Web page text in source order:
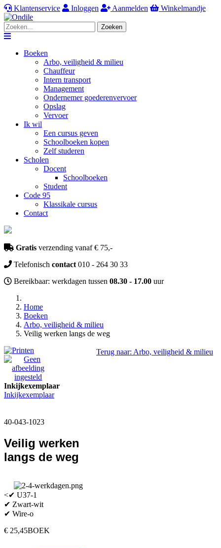
Klantenservice Inloggen Aanmelden Winkelmandje
Zoeken
Navigation
Boeken
Arbo, veiligheid & milieu
Chauffeur
Intern transport
Management
Ondernemer goederenvervoer
Opslag
Vervoer
Ik wil
Een cursus geven
Schoolboeken kopen
Zelf studeren
Scholen
Docent
Schoolboeken
Student
Code 95
Klassikale cursus
Contact
Gratis verzending vanaf € 75,-
Telefonisch contact 010 - 264 30 33
Bereikbaar: werkdagen tussen 08.30 - 17.00 uur
Home
Boeken
Arbo, veiligheid & milieu
Veilig werken langs de weg
Terug naar: Arbo, veiligheid & milieu
Inkijkexemplaar
Inkijkexemplaar
40-043-1023
Veilig werken
langs de weg
<✔ U37-1
✔ Zwart-wit
✔ Wire-o
€ 25,45BOEK